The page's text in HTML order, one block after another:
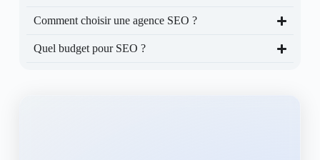
Comment choisir une agence SEO ?
Quel budget pour SEO ?